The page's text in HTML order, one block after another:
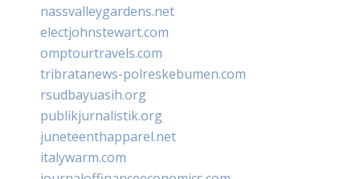
nassvalleygardens.net
electjohnstewart.com
omptourtravels.com
tribratanews-polreskebumen.com
rsudbayuasih.org
publikjurnalistik.org
juneteenthapparel.net
italywarm.com